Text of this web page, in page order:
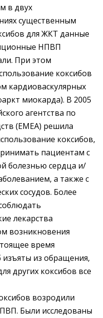
в двух
существенным
для ЖКТ данные
НПВП
При этом
коксибов
кардиоваскулярных
миокарда). В 2005
агентства по
(ЕМЕА) решила
коксибов,
пациентам с
болезнью сердца и/
а также с
сосудов. Более
лекарства
возникновения
время
изъяты из обращения,
других коксибов все
возродили
Были исследованы